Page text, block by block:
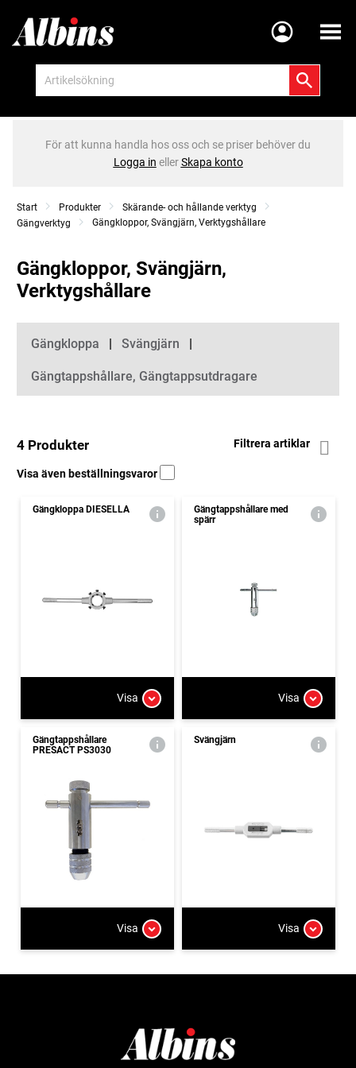
Meny
För att kunna handla hos oss och se priser behöver du
Logga in ellerSkapa konto
Start Produkter
Skärande- och hållande verktyg
Gängverktyg
Gängkloppor, Svängjärn, Verktygshållare
Gängkloppor, Svängjärn,
Verktygshållare
Kategorier
Gängkloppa Svängjärn
Gängtappshållare, Gängtappsutdragare
4 Produkter Filtrera artiklar
Visa även beställningsvaror
Gängkloppa DIESELLA
Visa
Gängtappshållare med
spärr
Visa
Gängtappshållare
PRESACT PS3030
Visa
Svängjärn
Visa